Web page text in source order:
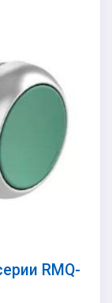
RMQ-